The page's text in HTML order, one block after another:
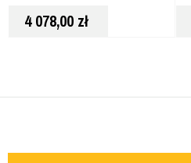
4 078,00 zł